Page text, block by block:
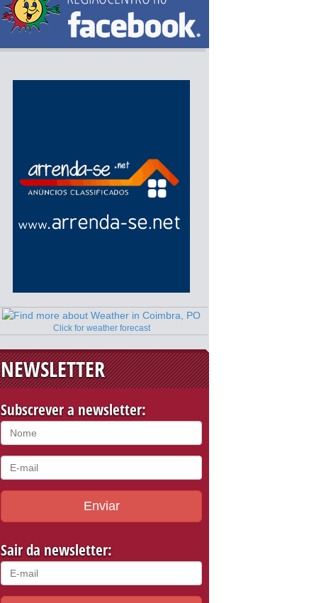
Click for weather forecast
NEWSLETTER
Subscrever a newsletter:
Enviar
Sair da newsletter: